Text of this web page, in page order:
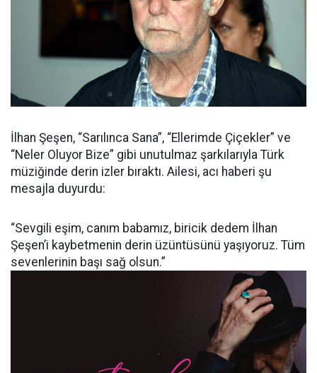
İlhan Şeşen, “Sarılınca Sana”, “Ellerimde Çiçekler” ve
“Neler Oluyor Bize” gibi unutulmaz şarkılarıyla Türk
müziğinde derin izler bıraktı. Ailesi, acı haberi şu
mesajla duyurdu:
“Sevgili eşim, canım babamız, biricik dedem İlhan
Şeşen’i kaybetmenin derin üzüntüsünü yaşıyoruz. Tüm
sevenlerinin başı sağ olsun.”